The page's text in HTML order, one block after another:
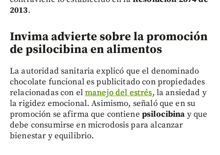
2013.
Invima advierte sobre la promoción
de psilocibina en alimentos
La autoridad sanitaria explicó que el denominado
chocolate funcional es publicitado con propiedades
relacionadas con elmanejo del estrés, la ansiedad y
la rigidez emocional. Asimismo, señaló que en su
promoción se afirma que contiene psilocibina y que
debe consumirse en microdosis para alcanzar
bienestar y equilibrio.